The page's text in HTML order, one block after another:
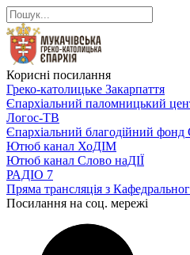
Корисні посилання
Греко-католицьке Закарпаття
Єпархіальний паломницький
Логос-ТВ
Єпархіальний благодійний
Ютюб канал ХоДІМ
Ютюб канал Слово наДІЇ
РАДІО 7
Пряма трансляція з
Посилання на соц. мережі